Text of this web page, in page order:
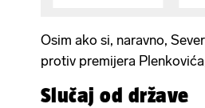
Osim ako si, naravno,
protiv premijera
Slučaj od države